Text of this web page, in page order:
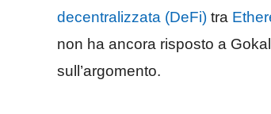
decentralizzata (DeFi) tra
non ha ancora risposto a
sull’argomento.